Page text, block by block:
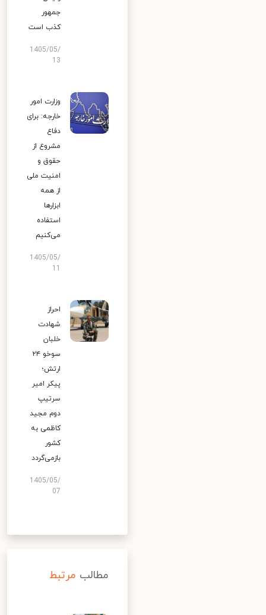
جمهور
کذب است
1405/05/
13
وزارت امور
خارجه: برای
دفاع
مشروع از
حقوق و
امنیت ملی
از همه
ابزارها
استفاده
می‌کنیم
1405/05/
احراز
شهادت
خلبان
سوخو ۲۴
ارتش؛
پیکر امیر
سرتیپ
دوم مجید
کاظمی به
کشور
بازمی‌گردد
1405/05/
07
مطالب مرتبط